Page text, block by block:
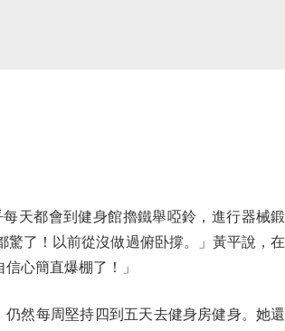
都會到健身館擼鐵舉啞鈴，進行器械鍛
了！以前從沒做過俯卧撐。」黃平說，在
心簡直爆棚了！」
然每周堅持四到五天去健身房健身。她還